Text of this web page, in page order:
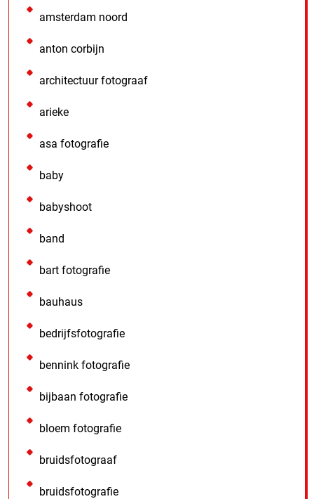
amsterdam noord
anton corbijn
architectuur fotograaf
arieke
asa fotografie
baby
babyshoot
band
bart fotografie
bauhaus
bedrijfsfotografie
bennink fotografie
bijbaan fotografie
bloem fotografie
bruidsfotograaf
bruidsfotografie